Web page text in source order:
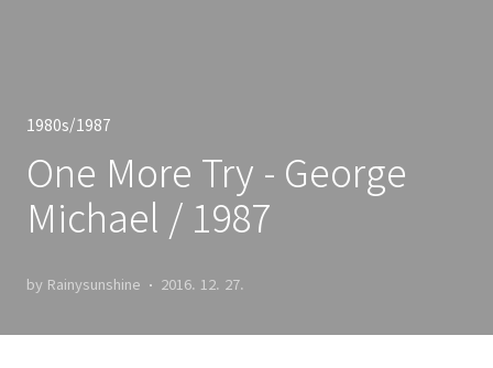
1980s/1987
One More Try - George
Michael / 1987
by Rainysunshine 2016. 12. 27.